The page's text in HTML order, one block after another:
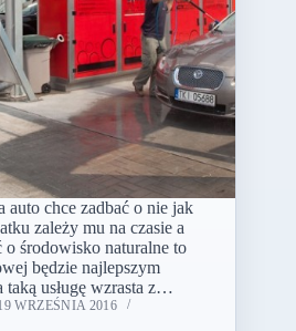
auto chce zadbać o nie jak
zależy mu na czasie a
o środowisko naturalne to
będzie najlepszym
taką usługę wzrasta z…
WRZEŚNIA 2016